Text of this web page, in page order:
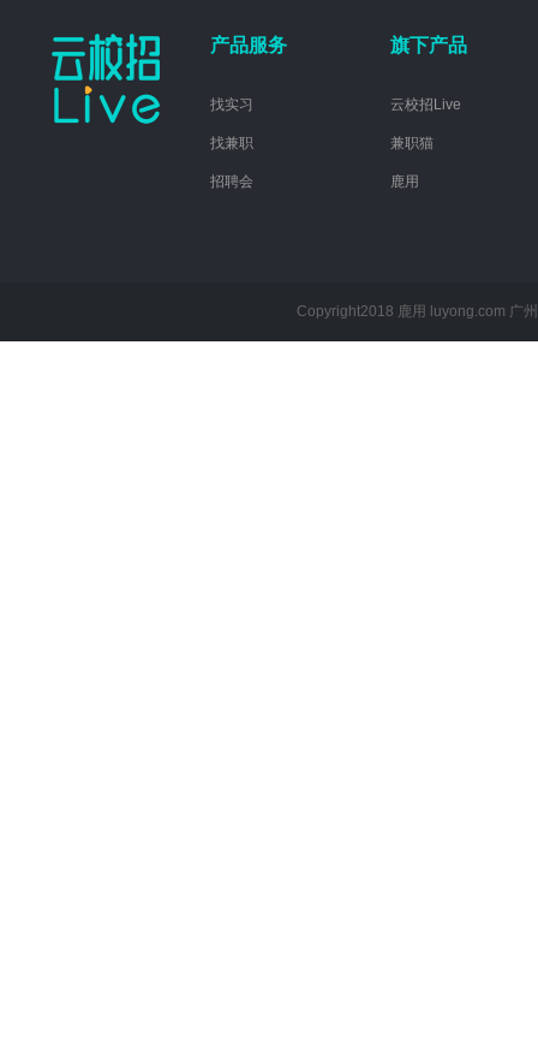
产品服务
找实习
找兼职
招聘会
旗下产品
云校招Live
兼职猫
鹿用
Copyright2018 鹿用 luyong.com 广